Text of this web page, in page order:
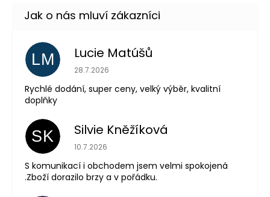
LM Lucie Matúšů
Hodnocení obchodu je 5 z 5 hvězdiček.
28.7.2026
Rychlé dodání, super ceny, velký výběr, kvalitní
doplňky
SK Silvie Kněžíková
Hodnocení obchodu je 5 z 5 hvězdiček.
10.7.2026
S komunikací i obchodem jsem velmi spokojená
.Zboží dorazilo brzy a v pořádku.